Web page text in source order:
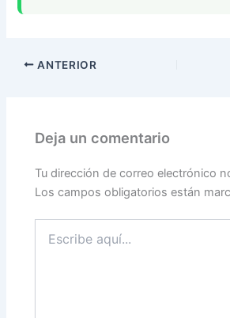
ANTERIOR
Deja un comentario
Tu dirección de correo electrónico
Los campos obligatorios están
aquí...